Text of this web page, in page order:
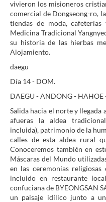
vivieron los misioneros
comercial de Dongseong-ro,
tiendas de moda,
Medicina Tradicional
su historia de las hierbas
Alojamiento.
daegu
Día 14 - DOM.
DAEGU - ANDONG - HAHOE
Salida hacia el norte y llegada
afueras la aldea
incluida), patrimonio de la
calles de esta aldea rural
Conoceremos también en
Máscaras del Mundo
en las ceremonias
incluido en restaurante
confuciana de BYEONGSAN
un paisaje idílico junto a